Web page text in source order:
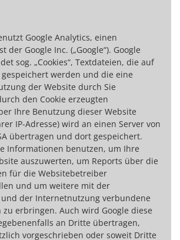
Google Analytics, einen
der Google Inc. („Google“). Google
sog. „Cookies“, Textdateien, die auf
werden und die eine
der Website durch Sie
den Cookie erzeugten
Ihre Benutzung dieser Website
IP-Adresse) wird an einen Server von
übertragen und dort gespeichert.
Informationen benutzen, um Ihre
auszuwerten, um Reports über die
für die Websitebetreiber
und um weitere mit der
der Internetnutzung verbundene
erbringen. Auch wird Google diese
an Dritte übertragen,
vorgeschrieben oder soweit Dritte